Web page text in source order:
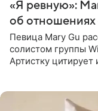
«Я ревную»:
об
Певица Mary Gu
солистом группы
Артистку